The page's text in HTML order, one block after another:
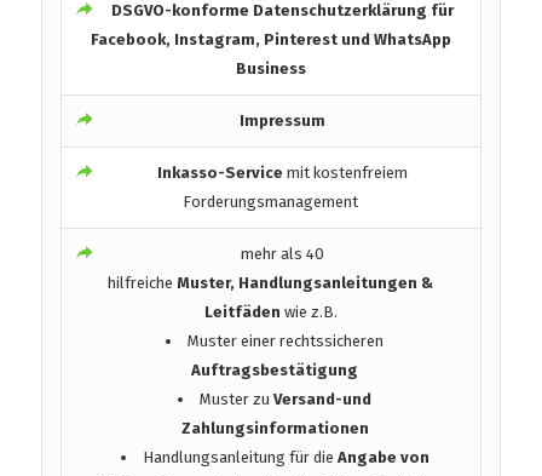
DSGVO-konforme Datenschutzerklärung für
Facebook, Instagram, Pinterest und WhatsApp
Business
Impressum
Inkasso-Service mit kostenfreiem
Forderungsmanagement
mehr als 40
hilfreicheMuster, Handlungsanleitungen &
Leitfäden wie z.B.
Muster einer rechtssicheren
Auftragsbestätigung
Muster zuVersand-und
Zahlungsinformationen
Handlungsanleitung für die Angabe von